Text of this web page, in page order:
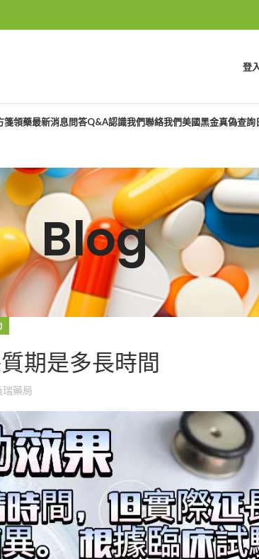
登
箋領藥最新消息問答Q&A認識我們聯絡我們美國黑金真偽查詢
Blog
期是多長時間
瑞藥局